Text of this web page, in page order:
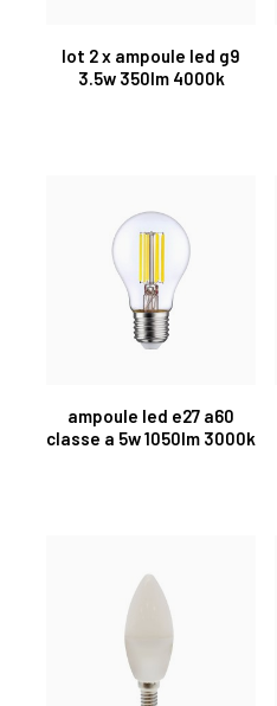
lot 2 x ampoule led g9
3.5w 350lm 4000k
ampoule led e27 a60
classe a 5w 1050lm 3000k